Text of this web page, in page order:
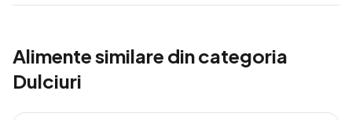
Alimente similare din categoria
Dulciuri